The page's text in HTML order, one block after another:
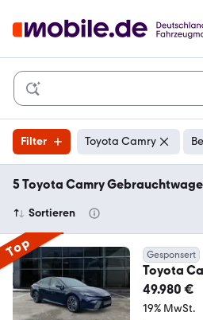
Filter Toyota Camry
5 Toyota Camry
Sortieren
Top Gesponsert
Toyota
Executive
49.980 €
19% MwSt.